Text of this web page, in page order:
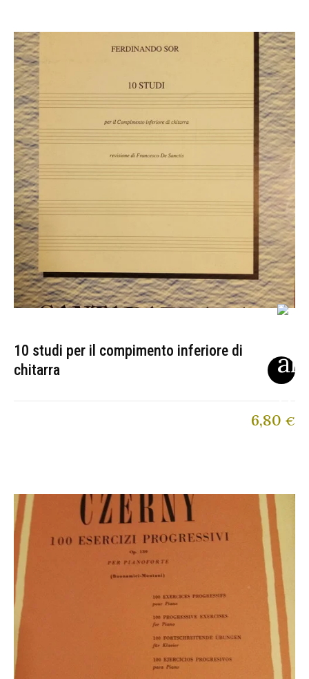
10 studi per il compimento inferiore di
chitarra
6,80 €